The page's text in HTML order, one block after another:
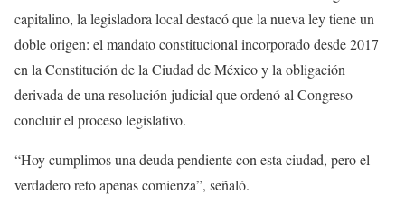
capitalino, la legisladora local destacó que la nueva ley tiene un
doble origen: el mandato constitucional incorporado desde 2017
en la Constitución de la Ciudad de México y la obligación
derivada de una resolución judicial que ordenó al Congreso
concluir el proceso legislativo.
“Hoy cumplimos una deuda pendiente con esta ciudad, pero el
verdadero reto apenas comienza”, señaló.